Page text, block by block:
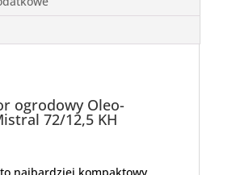
ogrodowy Oleo-
72/12,5 KH
najbardziej kompaktowy